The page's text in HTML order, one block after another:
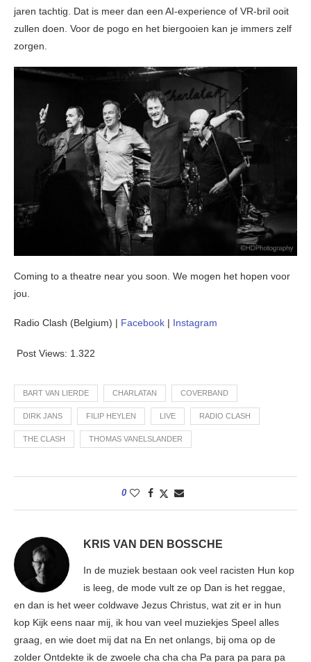
jaren tachtig. Dat is meer dan een AI-experience of VR-bril ooit
zullen doen. Voor de pogo en het biergooien kan je immers zelf
zorgen.
Coming to a theatre near you soon. We mogen het hopen voor
jou.
Radio Clash (Belgium) | Facebook | Instagram
Post Views: 1.322
BART VAN LIERDE CHARLATAN COVERBAND
DIRK JANS FILIP HEYLEN LIVE RADIO CLASH
THE CLASH THOMAS VANELSLANDER
0
KRIS VAN DEN BOSSCHE
In de muziek bestaan ook veel racisten Hun kop
is leeg, de mode vult ze op Dan is het reggae,
en dan is het weer coldwave Jezus Christus, wat zit er in hun
kop Kijk eens naar mij, ik hou van veel muziekjes Speel alles
graag, en wie doet mij dat na En net onlangs, bij oma op de
zolder Ontdekte ik de zwoele cha cha cha Pa para pa para pa